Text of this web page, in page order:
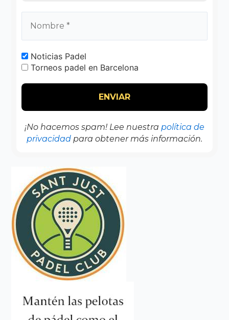
Noticias Padel
Torneos padel en Barcelona
¡No hacemos spam! Lee nuestra política de
privacidad para obtener más información.